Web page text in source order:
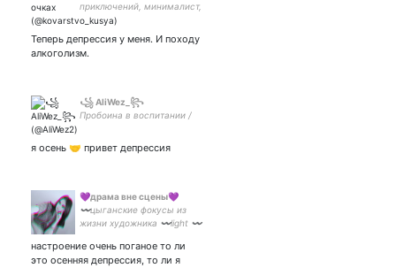
приключений, минималист,
диванный эколог, co-
и матерь ребенка
Теперь депрессия у меня. И походу
алкоголизм.
꧁ AliWez_꧂
Пробоина в воспитании /
я осень 🤝 привет депрессия
💜драма вне сцены💜
〰️цыганские фокусы из
жизни художника 〰️light 〰️
NEIGHBOURHOOD💜 ван
лав
настроение очень поганое то ли
это осенняя депрессия, то ли я